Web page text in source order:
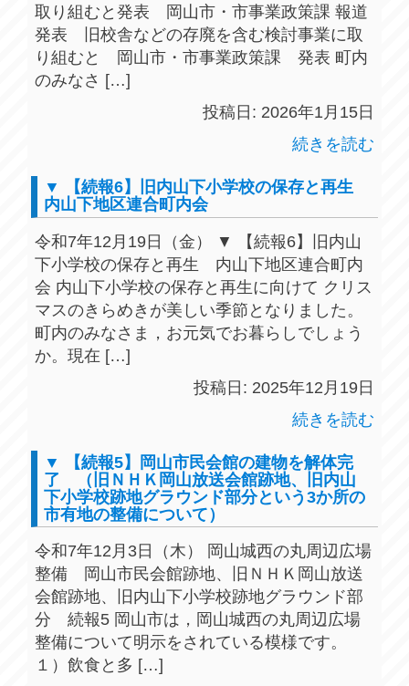
取り組むと発表 岡山市・市事業政策課 報道
発表 旧校舎などの存廃を含む検討事業に取
り組むと 岡山市・市事業政策課 発表 町内
のみなさ […]
投稿日: 2026年1月15日
続きを読む
▼ 【続報6】旧内山下小学校の保存と再生
内山下地区連合町内会
令和7年12月19日（金） ▼ 【続報6】旧内山
下小学校の保存と再生 内山下地区連合町内
会 内山下小学校の保存と再生に向けて クリス
マスのきらめきが美しい季節となりました。
町内のみなさま，お元気でお暮らしでしょう
か。現在 […]
投稿日: 2025年12月19日
続きを読む
▼ 【続報5】岡山市民会館の建物を解体完
了 （旧ＮＨＫ岡山放送会館跡地、旧内山
下小学校跡地グラウンド部分という3か所の
市有地の整備について）
令和7年12月3日（木） 岡山城西の丸周辺広場
整備 岡山市民会館跡地、旧ＮＨＫ岡山放送
会館跡地、旧内山下小学校跡地グラウンド部
分 続報5 岡山市は，岡山城西の丸周辺広場
整備について明示をされている模様です。
１）飲食と多 […]